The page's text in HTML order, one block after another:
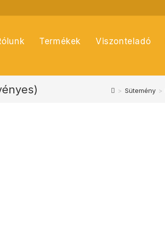
Termékek Viszonteladó
> Sütemény >